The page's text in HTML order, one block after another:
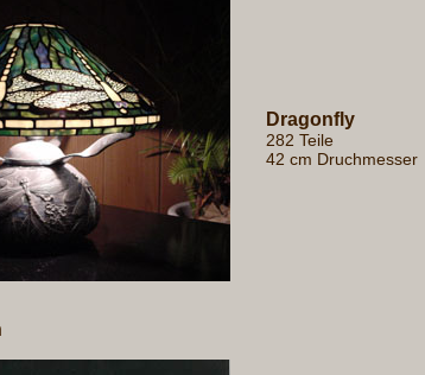
Dragonfly
282 Teile
42 cm Druchmesser